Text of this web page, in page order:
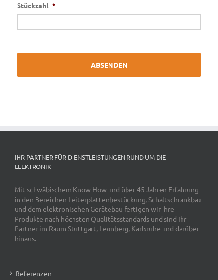
Stückzahl *
IHR PARTNER FÜR DIENSTLEISTUNGEN RUND UM DIE
ELEKTRONIK
Mit schwäbischem Know-How und über 45 Jahren Erfahrung
in den Bereichen Leiterplattenbestückung, Schaltschrankbau
und dem elektronischen Gerätebau fertigen wir Ihre
Produkte nach höchsten Qualitätsstandards und sind Ihr
Partner im Raum Stuttgart, Leonberg, Karlsruhe und darüber
hinaus.
Referenzen